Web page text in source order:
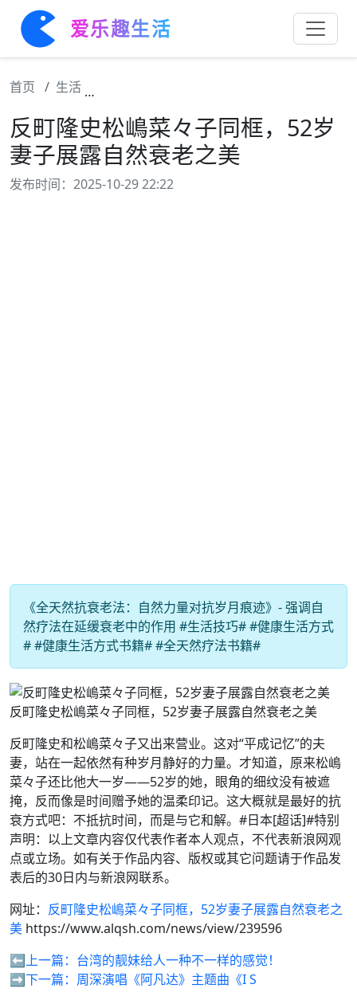
爱乐趣生活
首页 生活
反町隆史松嶋菜々子同框，52岁
妻子展露自然衰老之美
发布时间：2025-10-29 22:22
《全天然抗衰老法：自然力量对抗岁月痕迹》- 强调自
然疗法在延缓衰老中的作用 #生活技巧# #健康生活方式
# #健康生活方式书籍# #全天然疗法书籍#
反町隆史松嶋菜々子同框，52岁妻子展露自然衰老之美
反町隆史和松嶋菜々子又出来营业。这对“平成记忆”的夫
妻，站在一起依然有种岁月静好的力量。才知道，原来松嶋
菜々子还比他大一岁——52岁的她，眼角的细纹没有被遮
掩，反而像是时间赠予她的温柔印记。这大概就是最好的抗
衰方式吧：不抵抗时间，而是与它和解。#日本[超话]#特别
声明：以上文章内容仅代表作者本人观点，不代表新浪网观
点或立场。如有关于作品内容、版权或其它问题请于作品发
表后的30日内与新浪网联系。
网址： 反町隆史松嶋菜々子同框，52岁妻子展露自然衰老之
美 https://www.alqsh.com/news/view/239596
⬅️上一篇： 台湾的靓妹给人一种不一样的感觉！
➡️下一篇： 周深演唱《阿凡达》主题曲《I S